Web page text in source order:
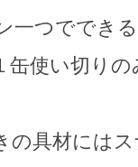
一つででき
缶使い切り
の具材には